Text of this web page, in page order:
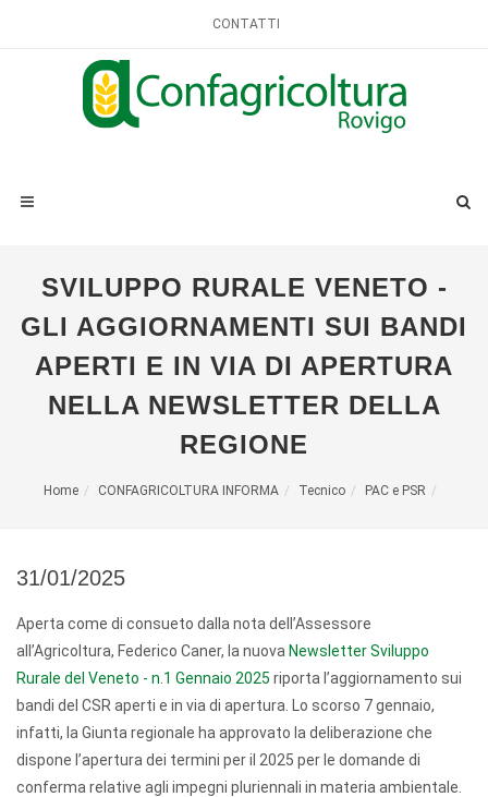
CONTATTI
SVILUPPO RURALE VENETO -
GLI AGGIORNAMENTI SUI BANDI
APERTI E IN VIA DI APERTURA
NELLA NEWSLETTER DELLA
REGIONE
Home CONFAGRICOLTURA INFORMA Tecnico PAC e PSR
31/01/2025
Aperta come di consueto dalla nota dell’Assessore
all’Agricoltura, Federico Caner, la nuova Newsletter Sviluppo
Rurale del Veneto - n.1 Gennaio 2025 riporta l’aggiornamento sui
bandi del CSR aperti e in via di apertura. Lo scorso 7 gennaio,
infatti, la Giunta regionale ha approvato la deliberazione che
dispone l’apertura dei termini per il 2025 per le domande di
conferma relative agli impegni pluriennali in materia ambientale.